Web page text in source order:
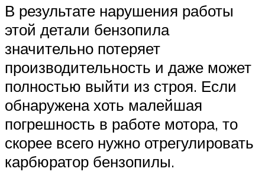
В результате нарушения работы
этой детали бензопила
значительно потеряет
производительность и даже может
полностью выйти из строя. Если
обнаружена хоть малейшая
погрешность в работе мотора, то
скорее всего нужно отрегулировать
карбюратор бензопилы.